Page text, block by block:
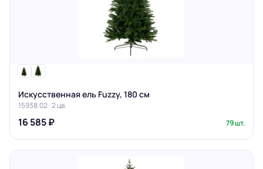
Искусственная ель Fuzzy, 180 см
15938.02 · 2 цв.
16 585 ₽ 79 шт.